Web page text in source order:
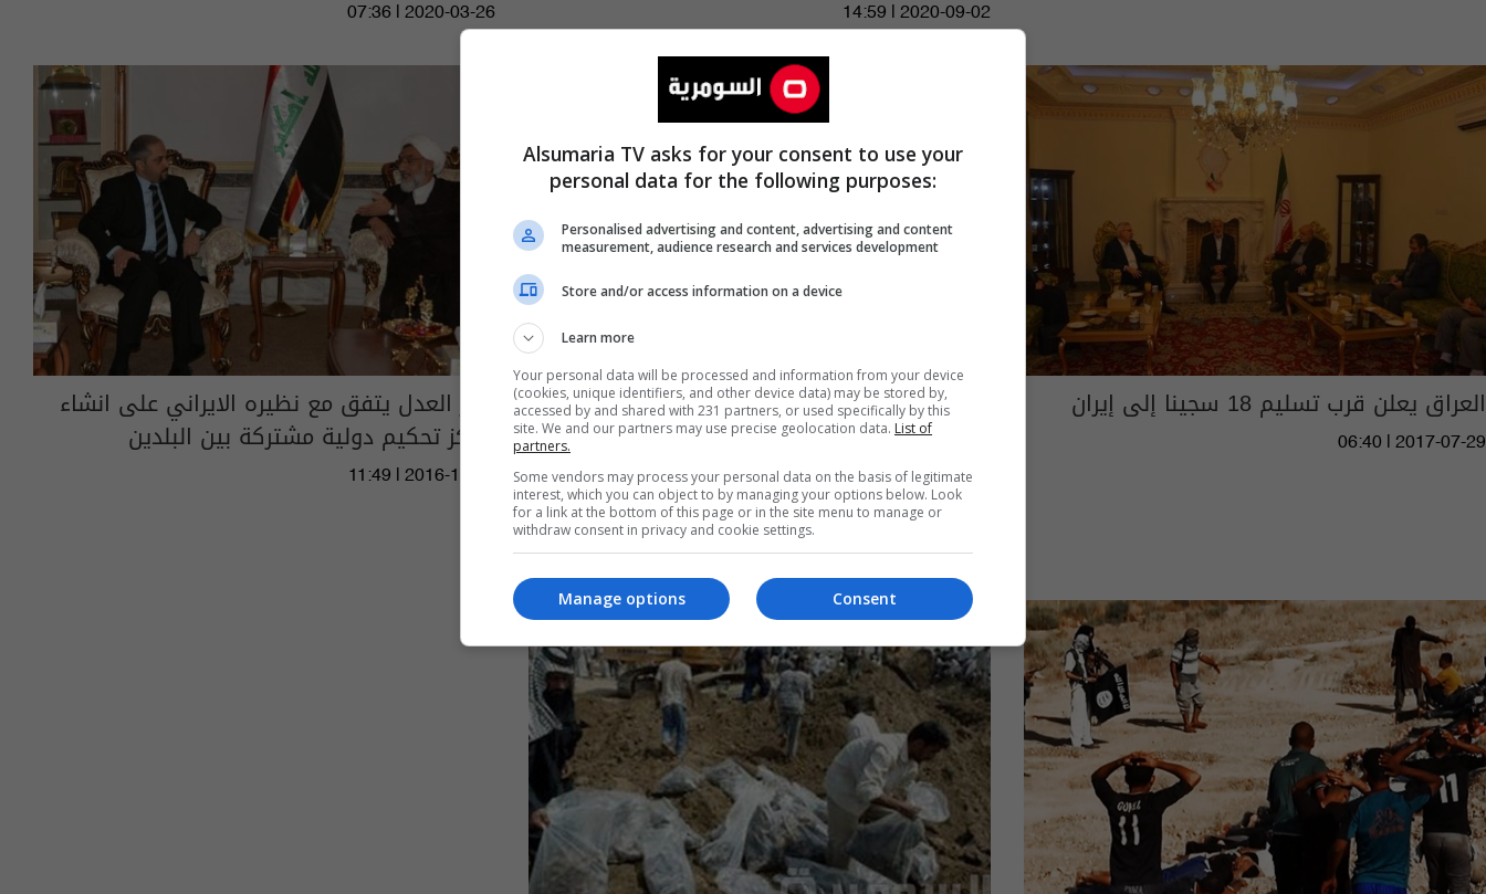
14:59 | 2020-09-02
07:36 | 2020-03-26
العراق يعلن قرب تسليم 18 سجينا إلى إيران
06:40 | 2017-07-29
وزير العدل: العراق حقق انتقالة كبيرة في ملف
حقوق الانسان
09:25 | 2017-06-18
وزير العدل يتفق مع نظيره الايراني على انشاء
مراكز تحكيم دولية مشتركة بين البلدين
11:49 | 2016-10-30
Alsumaria TV asks for your consent to use your
personal data for the following purposes:
Personalised advertising and content, advertising and content
measurement, audience research and services development
Store and/or access information on a device
Learn more
Your personal data will be processed and information from your device
(cookies, unique identifiers, and other device data) may be stored by,
accessed by and shared with 231 partners, or used specifically by this
site. We and our partners may use precise geolocation data. List of
partners.
Some vendors may process your personal data on the basis of legitimate
interest, which you can object to by managing your options below. Look
for a link at the bottom of this page or in the site menu to manage or
withdraw consent in privacy and cookie settings.
Consent
Manage options